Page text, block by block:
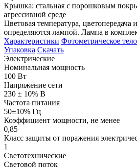
Крышка: стальная с порошковым
агрессивной среде
Цветовая температура, цветопередача
определяются лампой. Лампа в
Характеристики Фотометрическое тело
Упаковка Скачать
Электрические
Номинальная мощность
100 Вт
Напряжение сети
230 ± 10% В
Частота питания
50±10% Гц
Коэффициент мощности, не менее
0,85
Класс защиты от поражения
1
Светотехнические
Световой поток